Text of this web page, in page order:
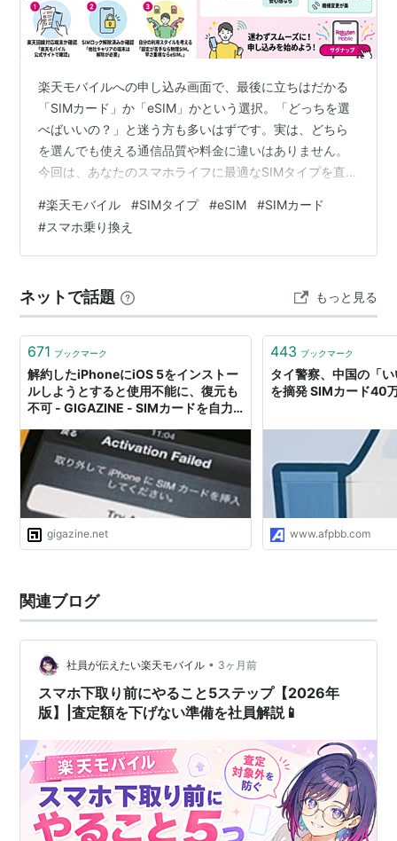
振り込め詐欺グループが使用する携帯電話で、不正に入
手したICチップ「SIMカード」を組み込んだ携帯電話が
楽天モバイルへの申し込み画面で、最後に立ちはだかる
「SIMカード」か「eSIM」かという選択。「どっちを選
べばいいの？」と迷う方も多いはずです。実は、どちら
を選んでも使える通信品質や料金に違いはありません。
今回は、あなたのスマホライフに最適なSIMタイプを直感
１．「SIMカード」と「eSIM」の違いとは？ SIMカー
ド：従来の物理的なチップです。届いたカードをスマホ
に差し込むだけで、誰でも簡単に設定できます。 eSIM：
ドの差し替えが不要で、申し込みから開通まで全てオン
ラインで完結します。 …
#楽天モバイル #SIMタイプ #eSIM #SIMカード
#スマホ乗り換え
ネットで話題 もっと見る
671 ブックマーク
解約したiPhoneにiOS 5をインストー
ルしようとすると使用不能に、復元も
不可 - GIGAZINE - SIMカードを自力
ない、3GSと4はカードの形が異なる
gigazine.net
443 ブックマーク
タイ警察、中国の「
を摘発 SIMカード40
www.afpbb.com
関連ブログ
社員が伝えたい楽天モバイル • 3ヶ月前
スマホ下取り前にやること5ステップ【2026年
版】|査定額を下げない準備を社員解説📱